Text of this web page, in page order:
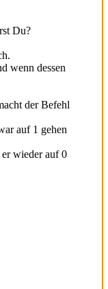
Du?
wenn dessen
der Befehl
auf 1 gehen
wieder auf 0